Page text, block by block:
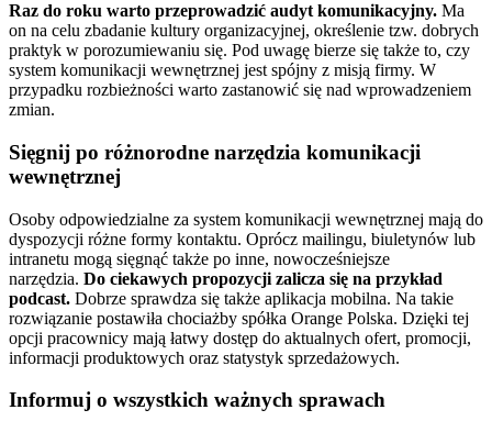
Raz do roku warto przeprowadzić audyt komunikacyjny. Ma
on na celu zbadanie kultury organizacyjnej, określenie tzw. dobrych
praktyk w porozumiewaniu się. Pod uwagę bierze się także to, czy
system komunikacji wewnętrznej jest spójny z misją firmy. W
przypadku rozbieżności warto zastanowić się nad wprowadzeniem
zmian.
Sięgnij po różnorodne narzędzia komunikacji
wewnętrznej
Osoby odpowiedzialne za system komunikacji wewnętrznej mają do
dyspozycji różne formy kontaktu. Oprócz mailingu, biuletynów lub
intranetu mogą sięgnąć także po inne, nowocześniejsze
narzędzia. Do ciekawych propozycji zalicza się na przykład
podcast. Dobrze sprawdza się także aplikacja mobilna. Na takie
rozwiązanie postawiła chociażby spółka Orange Polska. Dzięki tej
opcji pracownicy mają łatwy dostęp do aktualnych ofert, promocji,
informacji produktowych oraz statystyk sprzedażowych.
Informuj o wszystkich ważnych sprawach